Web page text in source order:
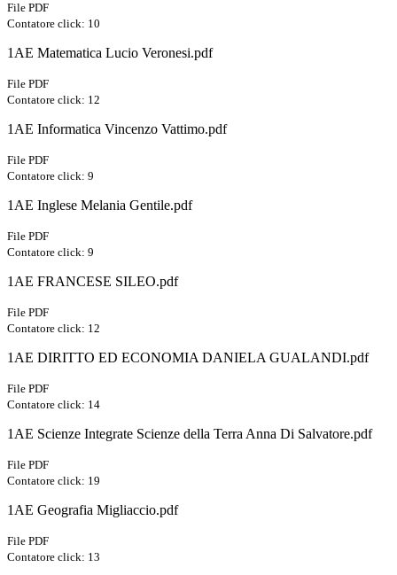
File PDF
Contatore click: 10
1AE Matematica Lucio Veronesi.pdf
File PDF
Contatore click: 12
1AE Informatica Vincenzo Vattimo.pdf
File PDF
Contatore click: 9
1AE Inglese Melania Gentile.pdf
File PDF
Contatore click: 9
1AE FRANCESE SILEO.pdf
File PDF
Contatore click: 12
1AE DIRITTO ED ECONOMIA DANIELA GUALANDI.pdf
File PDF
Contatore click: 14
1AE Scienze Integrate Scienze della Terra Anna Di Salvatore.pdf
File PDF
Contatore click: 19
1AE Geografia Migliaccio.pdf
File PDF
Contatore click: 13